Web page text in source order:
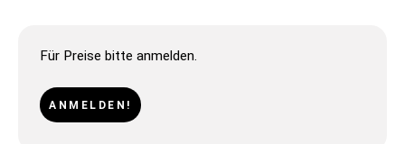
Für Preise bitte anmelden.
ANMELDEN!